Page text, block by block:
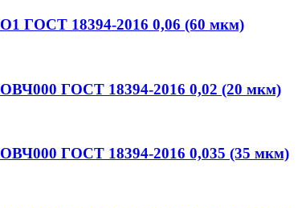
О1 ГОСТ 18394-2016 0,06 (60 мкм)
ОВЧ000 ГОСТ 18394-2016 0,02 (20 мкм)
ОВЧ000 ГОСТ 18394-2016 0,035 (35 мкм)